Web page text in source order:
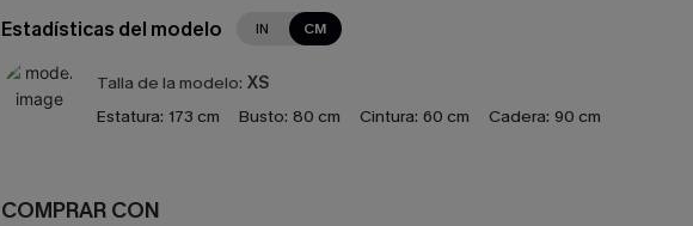
Estadísticas del modelo IN CM
Talla de la modelo: XS
Estatura: 173 cm Busto: 80 cm Cintura: 60 cm Cadera: 90 cm
COMPRAR CON